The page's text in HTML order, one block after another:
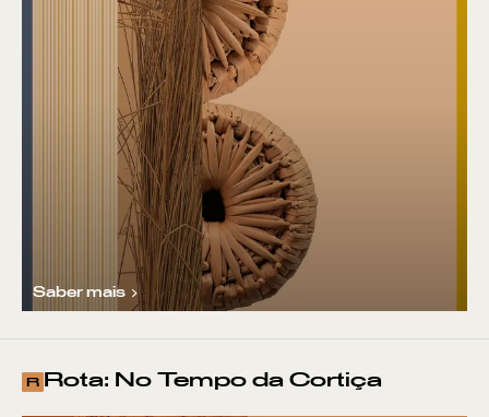
Saber mais
R Rota: No Tempo da Cortiça